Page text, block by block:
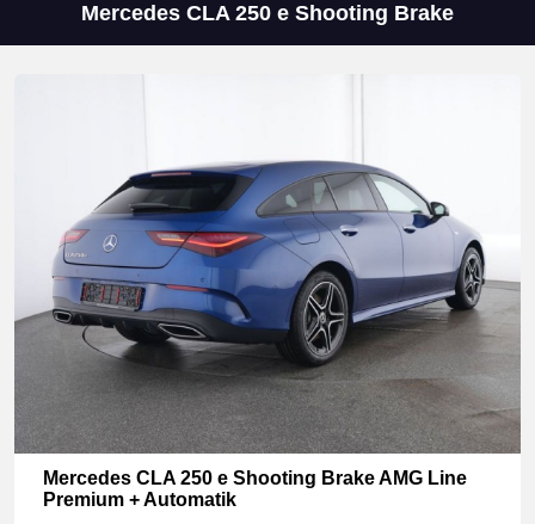
Mercedes CLA 250 e Shooting Brake
Mercedes CLA 250 e Shooting Brake AMG Line
Premium + Automatik